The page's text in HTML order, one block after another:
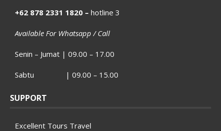
+62 878 2331 1820 – hotline 3
Available For Whatsapp / Call
Senin – Jumat | 09.00 – 17.00
Sabtu | 09.00 – 15.00
SUPPORT
Excellent Tours Travel